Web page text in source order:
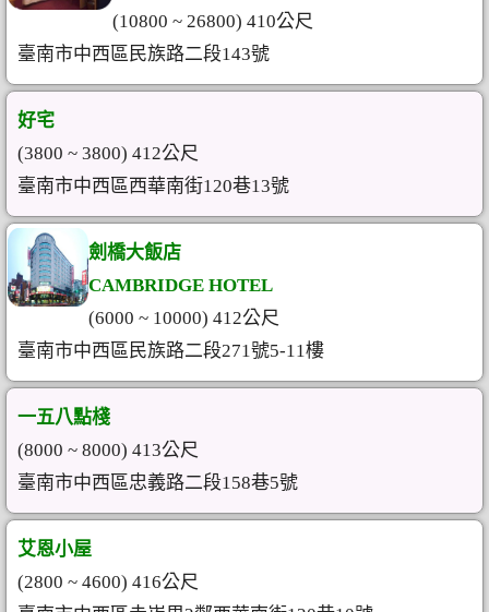
(10800 ~ 26800) 410公尺
臺南市中西區民族路二段143號
好宅
(3800 ~ 3800) 412公尺
臺南市中西區西華南街120巷13號
劍橋大飯店
CAMBRIDGE HOTEL
(6000 ~ 10000) 412公尺
臺南市中西區民族路二段271號5-11樓
一五八點棧
(8000 ~ 8000) 413公尺
臺南市中西區忠義路二段158巷5號
艾恩小屋
(2800 ~ 4600) 416公尺